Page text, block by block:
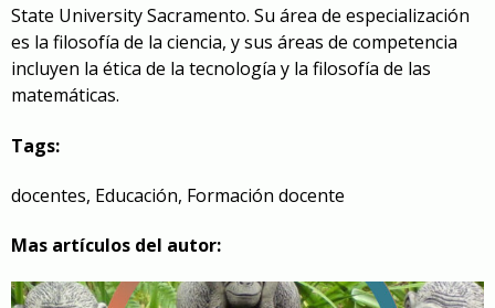
State University Sacramento. Su área de especialización
es la filosofía de la ciencia, y sus áreas de competencia
incluyen la ética de la tecnología y la filosofía de las
matemáticas.
Tags:
docentes, Educación, Formación docente
Mas artículos del autor: